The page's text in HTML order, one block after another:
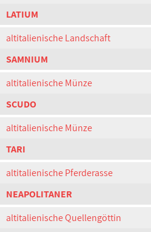
LATIUM
altitalienische Landschaft
SAMNIUM
altitalienische Münze
SCUDO
altitalienische Münze
TARI
altitalienische Pferderasse
NEAPOLITANER
altitalienische Quellengöttin